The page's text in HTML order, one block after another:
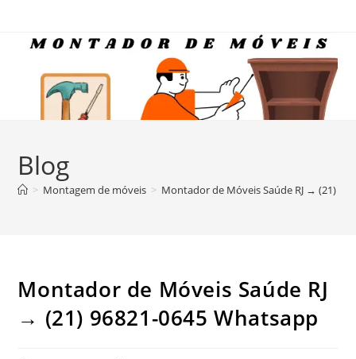
Blog
> Montagem de móveis > Montador de Móveis Saúde RJ → (21)
Montador de Móveis Saúde RJ
→ (21) 96821-0645 Whatsapp